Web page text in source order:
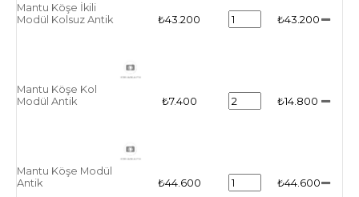
Mantu Köşe İkili
Modül Kolsuz Antik
₺43.200 ₺43.200
Mantu Köşe Kol
Modül Antik
₺7.400 ₺14.800
Mantu Köşe Modül
Antik
₺44.600 ₺44.600